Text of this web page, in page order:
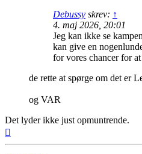
Debussy skrev: ↑
4. maj 2026, 20:01
Jeg kan ikke se
kan give en
for vores chancer for
de rette at spørge om det er
og VAR
Det lyder ikke just opmuntrende.